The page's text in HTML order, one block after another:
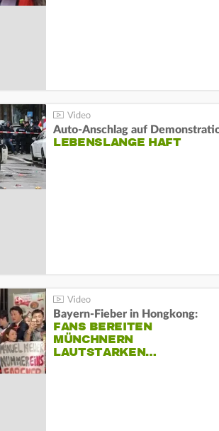
LEBENSLANGE HAFT
Bayern-Fieber in Hongkong:
FANS BEREITEN
MÜNCHNERN
LAUTSTARKEN…